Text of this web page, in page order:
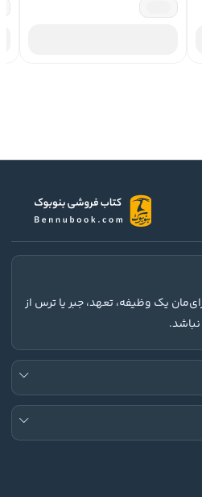
یک وظیفه، تعهد، جبر یا ترس از